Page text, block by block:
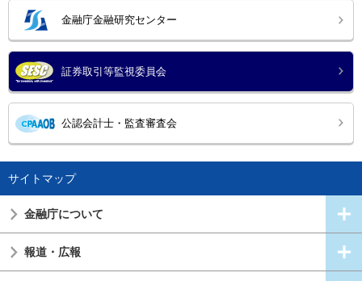
金融庁金融研究センター
証券取引等監視委員会
公認会計士・監査審査会
サイトマップ
金融庁について
報道・広報